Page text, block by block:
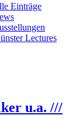
Einträge
Lectures
u.a. ///